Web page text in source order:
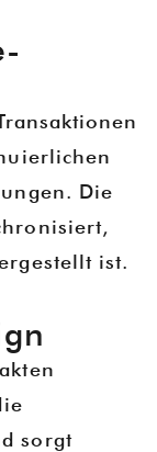
Die
ist.
sorgt